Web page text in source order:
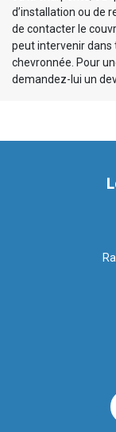
d’installation ou de
de contacter le
peut intervenir dans
chevronnée. Pour
demandez-lui un